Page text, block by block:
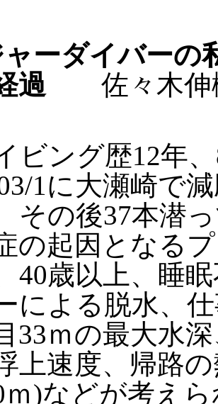
ャーダイバーの
過 佐々木伸
ビング歴12年
1に大瀬崎で
その後37本潜
の起因となる
40歳以上、睡
による脱水、
33ｍの最大水
上速度、帰路
ｍ)などが考え